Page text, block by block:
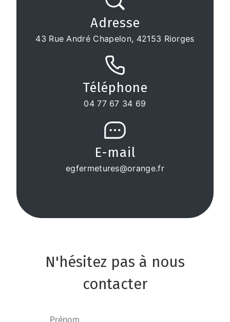
N'hésitez pas à nous
contacter
Adresse
43 Rue André Chapelon, 42153 Riorges
Téléphone
04 77 67 34 69
E-mail
egfermetures@orange.fr